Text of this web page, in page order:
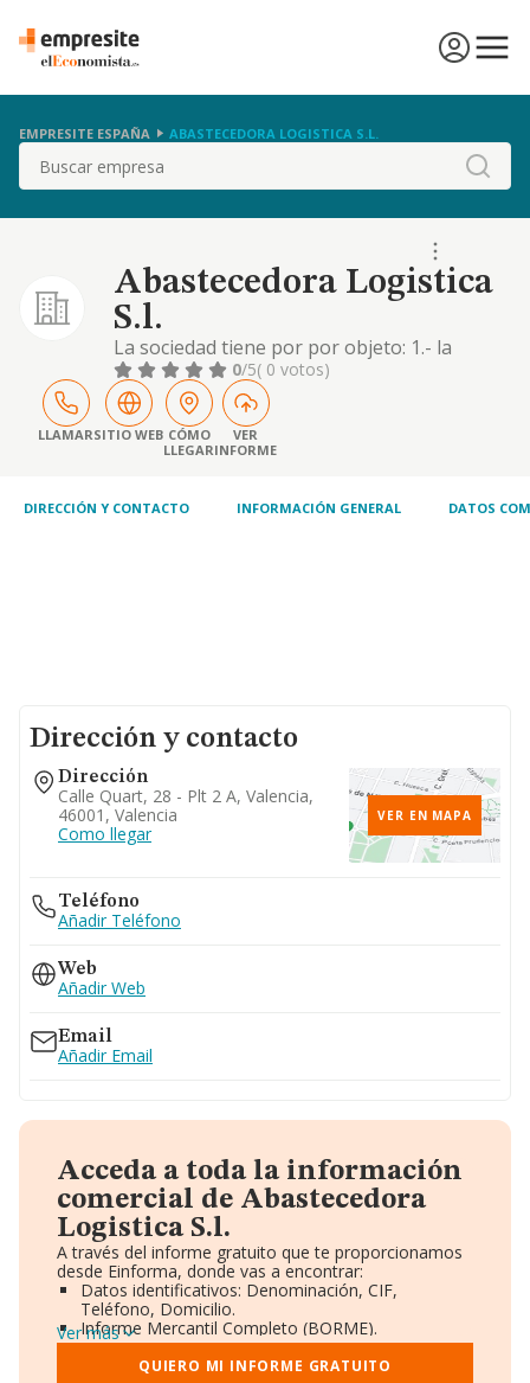
EMPRESITE ESPAÑA ABASTECEDORA LOGISTICA S.L.
Buscar
Abastecedora Logistica
S.l.
La sociedad tiene por por objeto: 1.- la
compraventa, importacion y exportacion de
mercancias, en especial ropa, articulos
escolares y productos alimenticios, por
cuenta propia o de terceros. 2.- el transporte
terrestre
0/5( 0 votos)
LLAMARSITIO WEB CÓMO
LLEGAR
VER
INFORME
DIRECCIÓN Y CONTACTO INFORMACIÓN GENERAL DATOS
Dirección y contacto
Dirección
Calle Quart, 28 - Plt 2 A, Valencia,
46001, Valencia
Como llegar
VER EN MAPA
Teléfono
Añadir Teléfono
Web
Añadir Web
Email
Añadir Email
Acceda a toda la información
comercial de Abastecedora
Logistica S.l.
A través del informe gratuito que te proporcionamos
desde Einforma, donde vas a encontrar:
Datos identificativos: Denominación, CIF,
Teléfono, Domicilio.
Informe Mercantil Completo (BORME).
Gráficos de Evolución Ventas y Empleados.
Consejo de Administración y Administradores.
Ver más
QUIERO MI INFORME GRATUITO